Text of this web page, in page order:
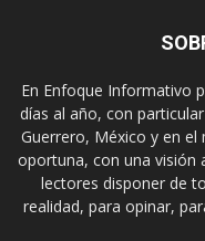
En Enfoque Informativo
días al año, con
Guerrero, México y en
oportuna, con una visión
lectores disponer de
realidad, para opinar,